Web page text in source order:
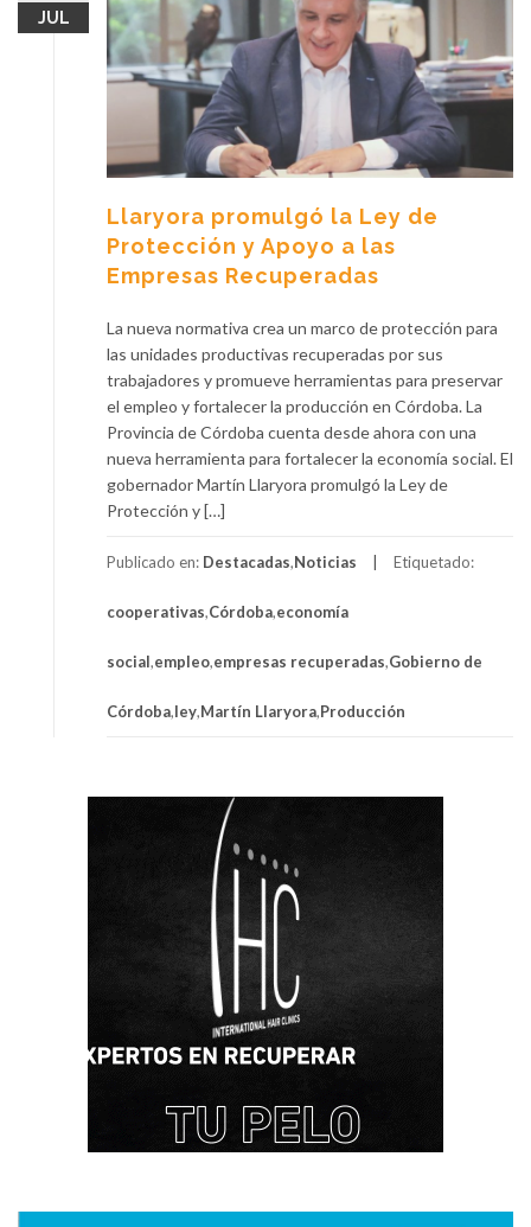
JUL
Llaryora promulgó la Ley de
Protección y Apoyo a las
Empresas Recuperadas
La nueva normativa crea un marco de protección para
las unidades productivas recuperadas por sus
trabajadores y promueve herramientas para preservar
el empleo y fortalecer la producción en Córdoba. La
Provincia de Córdoba cuenta desde ahora con una
nueva herramienta para fortalecer la economía social. El
gobernador Martín Llaryora promulgó la Ley de
Protección y […]
Publicado en: Destacadas,Noticias Etiquetado:
cooperativas,Córdoba,economía
social,empleo,empresas recuperadas,Gobierno de
Córdoba,ley,Martín Llaryora,Producción